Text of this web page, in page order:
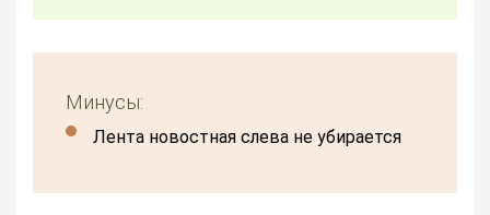
Минусы:
лента новостная слева не убирается